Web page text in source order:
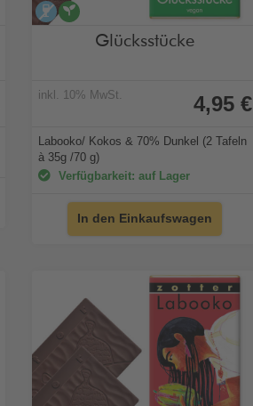
alkoholfrei
Glücksstücke
inkl. 10% MwSt. 4,95 €
Labooko/ Kokos & 70% Dunkel (2 Tafeln
à 35g /70 g)
Verfügbarkeit: auf Lager
In den Einkaufswagen